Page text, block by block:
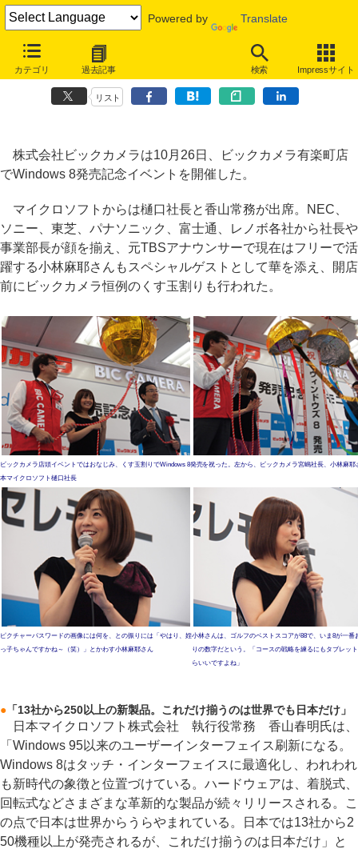
Powered by Translate
カテゴリ 過去記事 検索 Impressサイト
Windows 8発売記念店頭イベント～MS樋口社長「こりゃいける！ と
いう手応え」
リスト
株式会社ビックカメラは10月26日、ビックカメラ有楽町店
でWindows 8発売記念イベントを開催した。
マイクロソフトからは樋口社長と香山常務が出席。NEC、
ソニー、東芝、パナソニック、富士通、レノボ各社から社長や
事業部長が顔を揃え、元TBSアナウンサーで現在はフリーで活
躍する小林麻耶さんもスペシャルゲストとして華を添え、開店
前にビックカメラ恒例のくす玉割りも行われた。
ビックカメラ店頭イベントではおなじみ、くす玉割りでWindows 8発売を祝った。左から、ビックカメラ宮嶋社長、小林麻耶
本マイクロソフト樋口社長
ピクチャーパスワードの画像には何を、との振りには「やはり、姪
っ子ちゃんですかね～（笑）」とかわす小林麻耶さん
小林さんは、ゴルフのベストスコアが88で、いま8が一番
りの数字だという。「コースの戦略を練るにもタブレッ
らいいですよね」
● 「13社から250以上の新製品。これだけ揃うのは世界でも日本だけ」
日本マイクロソフト株式会社 執行役常務 香山春明氏は、
「Windows 95以来のユーザーインターフェイス刷新になる。
Windows 8はタッチ・インターフェイスに最適化し、われわれ
も新時代の象徴と位置づけている。ハードウェアは、着脱式、
回転式などさまざまな革新的な製品が続々リリースされる。こ
の点で日本は世界からうらやまれている。日本では13社から2
50機種以上が発売されるが、これだけ揃うのは日本だけ」と